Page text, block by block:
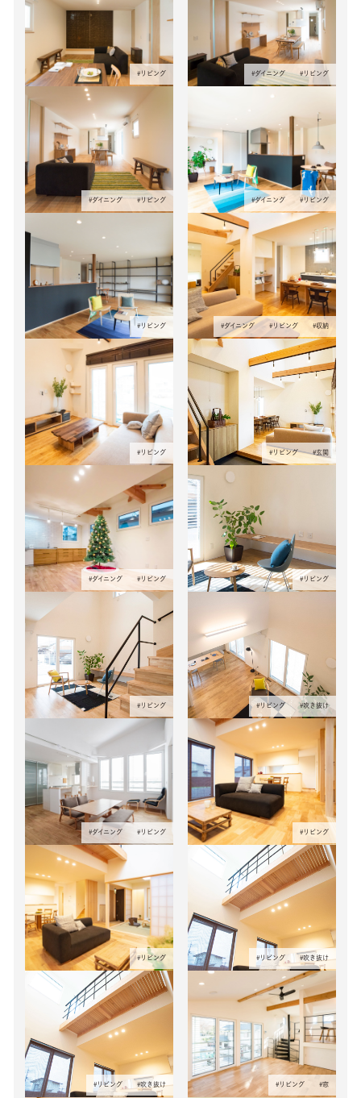
# リビング #ダイニング #リビング
#ダイニング #リビング #ダイニング #リビング
#リビング #ダイニング #リビング #収納
# リビング #リビング #玄関
#ダイニング # リビング #リビング
# リビング #リビング #吹き抜け
#ダイニング #リビング #リビング
#リビング #リビング #吹き抜け
# リビング #吹き抜け #リビング #窓